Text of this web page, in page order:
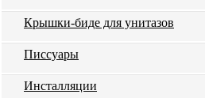
Крышки-биде для унитазов
Писсуары
Инсталляции